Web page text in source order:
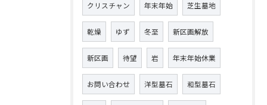
クリスチャン 年末年始 芝生墓地
乾燥 ゆず 冬至 新区画解放
新区画 待望 岩 年末年始休業
お問い合わせ 洋型墓石 和型墓石